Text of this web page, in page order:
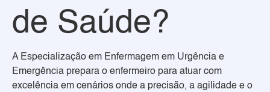
de Saúde?
A Especialização em Enfermagem em Urgência e
Emergência prepara o enfermeiro para atuar com
excelência em cenários onde a precisão, a agilidade e o